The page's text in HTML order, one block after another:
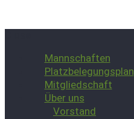
Mannschaften
Platzbelegungsplan
Mitgliedschaft
Über uns
Vorstand